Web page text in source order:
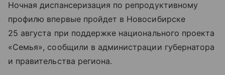
Ночная диспансеризация по репродуктивному
профилю впервые пройдет в Новосибирске
25 августа при поддержке национального проекта
«Семья», сообщили в администрации губернатора
и правительства региона.